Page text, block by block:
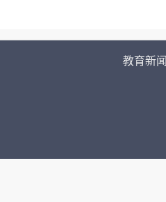
教育新闻